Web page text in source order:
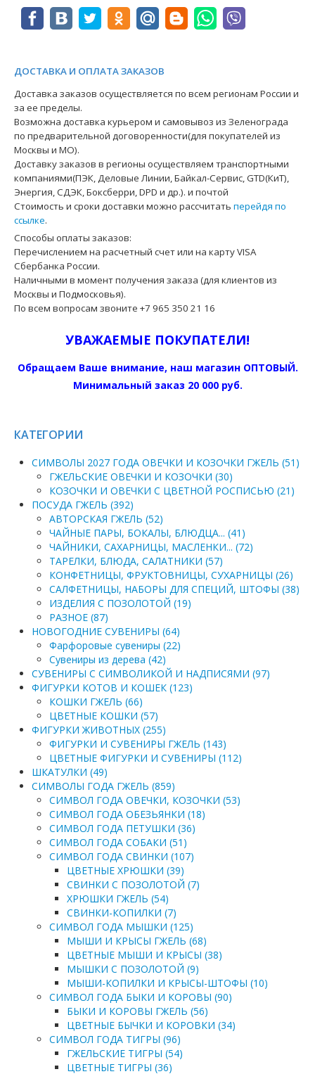
ДОСТАВКА И ОПЛАТА ЗАКАЗОВ
Доставка заказов осуществляется по всем регионам России и
за ее пределы.
Возможна доставка курьером и самовывоз из Зеленограда
по предварительной договоренности(для покупателей из
Москвы и МО).
Доставку заказов в регионы осуществляем транспортными
компаниями(ПЭК, Деловые Линии, Байкал-Сервис, GTD(КиТ),
Энергия, СДЭК, Боксберри, DPD и др.). и почтой
Стоимость и сроки доставки можно рассчитать перейдя по
ссылке.
Способы оплаты заказов:
Перечислением на расчетный счет или на карту VISA
Сбербанка России.
Наличными в момент получения заказа (для клиентов из
Москвы и Подмосковья).
По всем вопросам звоните +7 965 350 21 16
УВАЖАЕМЫЕ ПОКУПАТЕЛИ!
Обращаем Ваше внимание, наш магазин ОПТОВЫЙ.
Минимальный заказ 20 000 руб.
КАТЕГОРИИ
СИМВОЛЫ 2027 ГОДА ОВЕЧКИ И КОЗОЧКИ ГЖЕЛЬ (51)
ГЖЕЛЬСКИЕ ОВЕЧКИ И КОЗОЧКИ (30)
КОЗОЧКИ И ОВЕЧКИ С ЦВЕТНОЙ РОСПИСЬЮ (21)
ПОСУДА ГЖЕЛЬ (392)
АВТОРСКАЯ ГЖЕЛЬ (52)
ЧАЙНЫЕ ПАРЫ, БОКАЛЫ, БЛЮДЦА... (41)
ЧАЙНИКИ, САХАРНИЦЫ, МАСЛЕНКИ... (72)
ТАРЕЛКИ, БЛЮДА, САЛАТНИКИ (57)
КОНФЕТНИЦЫ, ФРУКТОВНИЦЫ, СУХАРНИЦЫ (26)
САЛФЕТНИЦЫ, НАБОРЫ ДЛЯ СПЕЦИЙ, ШТОФЫ (38)
ИЗДЕЛИЯ С ПОЗОЛОТОЙ (19)
РАЗНОЕ (87)
НОВОГОДНИЕ СУВЕНИРЫ (64)
Фарфоровые сувениры (22)
Сувениры из дерева (42)
СУВЕНИРЫ С СИМВОЛИКОЙ И НАДПИСЯМИ (97)
ФИГУРКИ КОТОВ И КОШЕК (123)
КОШКИ ГЖЕЛЬ (66)
ЦВЕТНЫЕ КОШКИ (57)
ФИГУРКИ ЖИВОТНЫХ (255)
ФИГУРКИ И СУВЕНИРЫ ГЖЕЛЬ (143)
ЦВЕТНЫЕ ФИГУРКИ И СУВЕНИРЫ (112)
ШКАТУЛКИ (49)
СИМВОЛЫ ГОДА ГЖЕЛЬ (859)
СИМВОЛ ГОДА ОВЕЧКИ, КОЗОЧКИ (53)
СИМВОЛ ГОДА ОБЕЗЬЯНКИ (18)
СИМВОЛ ГОДА ПЕТУШКИ (36)
СИМВОЛ ГОДА СОБАКИ (51)
СИМВОЛ ГОДА СВИНКИ (107)
ЦВЕТНЫЕ ХРЮШКИ (39)
СВИНКИ С ПОЗОЛОТОЙ (7)
ХРЮШКИ ГЖЕЛЬ (54)
СВИНКИ-КОПИЛКИ (7)
СИМВОЛ ГОДА МЫШКИ (125)
МЫШИ И КРЫСЫ ГЖЕЛЬ (68)
ЦВЕТНЫЕ МЫШИ И КРЫСЫ (38)
МЫШКИ С ПОЗОЛОТОЙ (9)
МЫШИ-КОПИЛКИ И КРЫСЫ-ШТОФЫ (10)
СИМВОЛ ГОДА БЫКИ И КОРОВЫ (90)
БЫКИ И КОРОВЫ ГЖЕЛЬ (56)
ЦВЕТНЫЕ БЫЧКИ И КОРОВКИ (34)
СИМВОЛ ГОДА ТИГРЫ (96)
ГЖЕЛЬСКИЕ ТИГРЫ (54)
ЦВЕТНЫЕ ТИГРЫ (36)